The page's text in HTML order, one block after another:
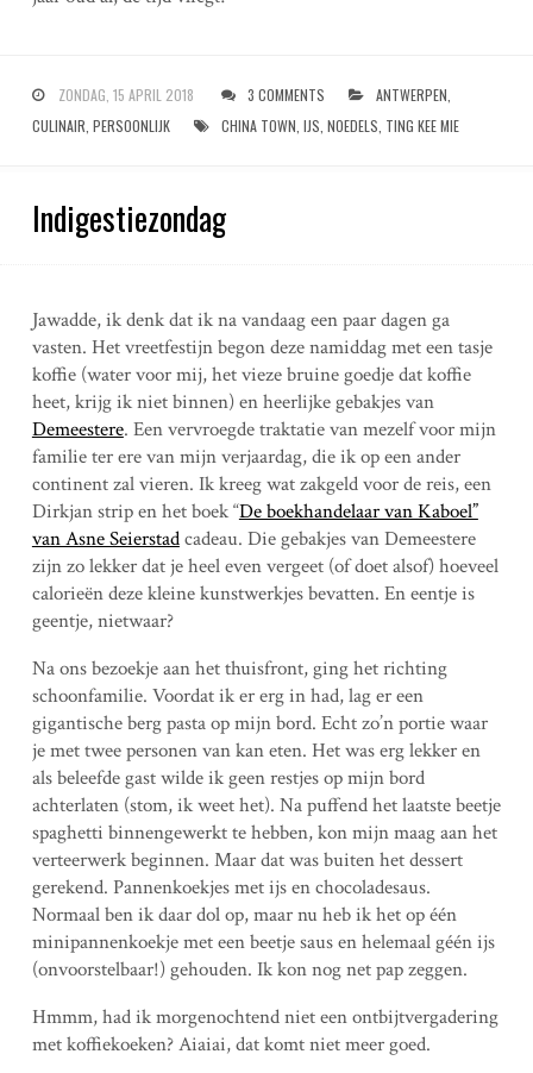
ZONDAG, 15 APRIL 2018 3 COMMENTS ANTWERPEN
CULINAIR PERSOONLIJK CHINA TOWN IJS NOEDELS TING KEE MIE
Indigestiezondag
Jawadde, ik denk dat ik na vandaag een paar dagen ga
vasten. Het vreetfestijn begon deze namiddag met een tasje
koffie (water voor mij, het vieze bruine goedje dat koffie
heet, krijg ik niet binnen) en heerlijke gebakjes van
Demeestere. Een vervroegde traktatie van mezelf voor mijn
familie ter ere van mijn verjaardag, die ik op een ander
continent zal vieren. Ik kreeg wat zakgeld voor de reis, een
Dirkjan strip en het boek “De boekhandelaar van Kaboel”
van Asne Seierstadcadeau. Die gebakjes van Demeestere
zijn zo lekker dat je heel even vergeet (of doet alsof) hoeveel
calorieën deze kleine kunstwerkjes bevatten. En eentje is
geentje, nietwaar?
Na ons bezoekje aan het thuisfront, ging het richting
schoonfamilie. Voordat ik er erg in had, lag er een
gigantische berg pasta op mijn bord. Echt zo’n portie waar
je met twee personen van kan eten. Het was erg lekker en
als beleefde gast wilde ik geen restjes op mijn bord
achterlaten (stom, ik weet het). Na puffend het laatste beetje
spaghetti binnengewerkt te hebben, kon mijn maag aan het
verteerwerk beginnen. Maar dat was buiten het dessert
gerekend. Pannenkoekjes met ijs en chocoladesaus.
Normaal ben ik daar dol op, maar nu heb ik het op één
minipannenkoekje met een beetje saus en helemaal géén ijs
(onvoorstelbaar!) gehouden. Ik kon nog net pap zeggen.
Hmmm, had ik morgenochtend niet een ontbijtvergadering
met koffiekoeken? Aiaiai, dat komt niet meer goed.